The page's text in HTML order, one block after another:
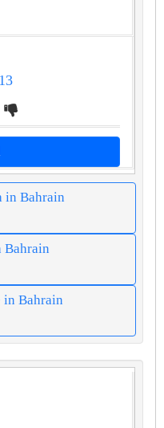
in Bahrain
Bahrain
in Bahrain